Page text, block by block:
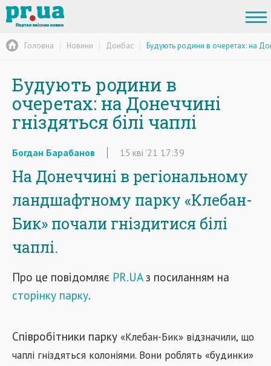
Головна Новини Донбас Будують родини в очеретах: на
Будують родини в
очеретах: на Донеччині
гніздяться білі чаплі
Богдан Барабанов 15 кві '21 17:39
На Донеччині в регіональному
ландшафтному парку «Клебан-
Бик» почали гніздитися білі
чаплі.
Про це повідомляє PR.UAз посиланням на
сторінку парку.
Співробітники парку «Клебан-Бик» відзначили, що
чаплі гніздяться колоніями. Вони роблять «будинки»